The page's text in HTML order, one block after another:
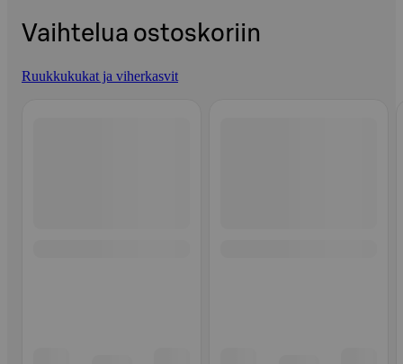
Vaihtelua ostoskoriin
Ruukkukukat ja viherkasvit